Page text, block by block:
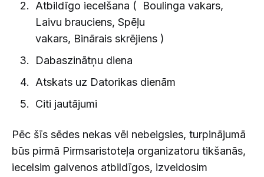
Atbildīgo iecelšana ( Boulinga vakars,
Laivu brauciens, Spēļu
vakars, Binārais skrējiens )
Dabaszinātņu diena
Atskats uz Datorikas dienām
Citi jautājumi
Pēc šīs sēdes nekas vēl nebeigsies, turpinājumā
būs pirmā Pirmsaristoteļa organizatoru tikšanās,
iecelsim galvenos atbildīgos, izveidosim